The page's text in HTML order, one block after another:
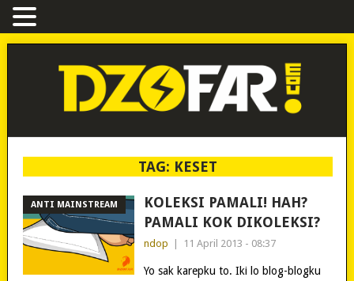
TAG: KESET
ANTI MAINSTREAM
KOLEKSI PAMALI! HAH?
PAMALI KOK DIKOLEKSI?
ndop 11 April 2013 - 08:37
Yo sak karepku to. Iki lo blog-blogku